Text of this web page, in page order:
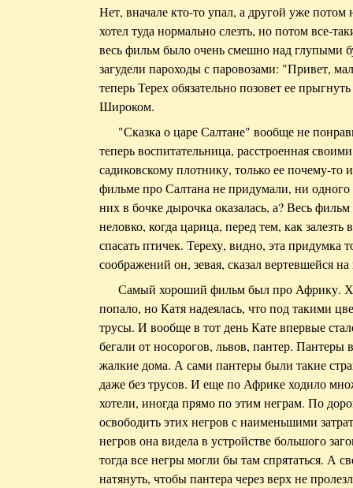
Нет, вначале кто-то упал, а другой уже
хотел туда нормально слезть, но потом все-
весь фильм было очень смешно над глупыми
загудели пароходы с паровозами: "Привет,
теперь Терех обязательно позовет ее
Широком.
"Сказка о царе Салтане" вообще не
теперь воспитательница, расстроенная
садиковскому плотнику, только ее почему-то
фильме про Салтана не придумали, ни
них в бочке дырочка оказалась, а? Весь
неловко, когда царица, перед тем, как
спасать птичек. Тереху, видно, эта
соображений он, зевая, сказал вертевшейся
Самый хороший фильм был про Африку.
попало, но Катя надеялась, что под такими
трусы. И вообще в тот день Кате впервые
бегали от носорогов, львов, пантер.
жалкие дома. А сами пантеры были такие
даже без трусов. И еще по Африке ходило
хотели, иногда прямо по этим неграм. По
освободить этих негров с наименьшими
негров она видела в устройстве большого
тогда все негры могли бы там спрятаться. А
натянуть, чтобы пантера через верх не